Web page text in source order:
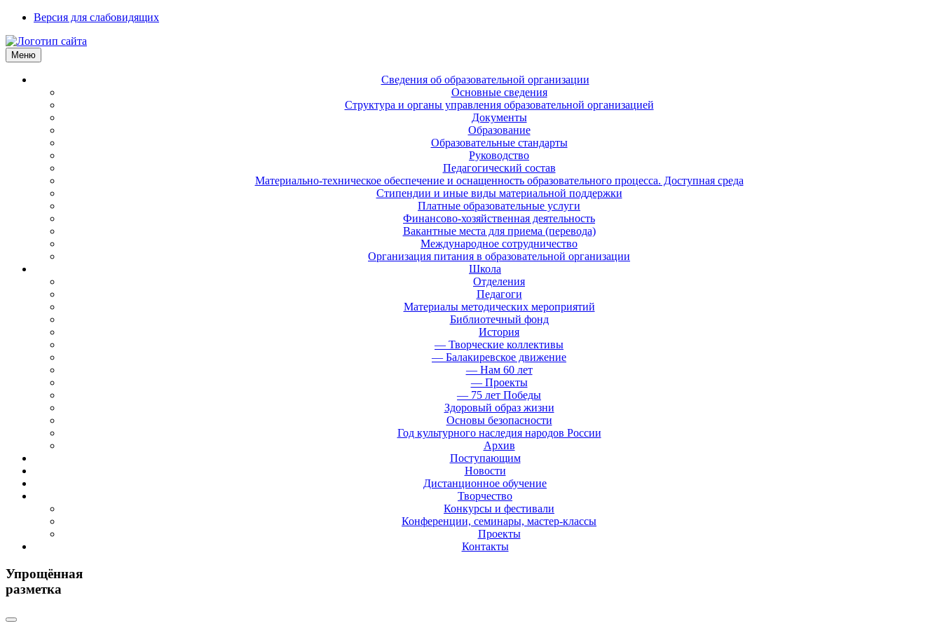
Версия для слабовидящих
Меню
Сведения об образовательной организации
Основные сведения
Структура и органы управления образовательной организацией
Документы
Образование
Образовательные стандарты
Руководство
Педагогический состав
Материально-техническое обеспечение и оснащенность образовательного процесса. Доступная среда
Стипендии и иные виды материальной поддержки
Платные образовательные услуги
Финансово-хозяйственная деятельность
Вакантные места для приема (перевода)
Международное сотрудничество
Организация питания в образовательной организации
Школа
Отделения
Педагоги
Материалы методических мероприятий
Библиотечный фонд
История
— Творческие коллективы
— Балакиревское движение
— Нам 60 лет
— Проекты
— 75 лет Победы
Здоровый образ жизни
Основы безопасности
Год культурного наследия народов России
Архив
Поступающим
Новости
Дистанционное обучение
Творчество
Конкурсы и фестивали
Конференции, семинары, мастер-классы
Проекты
Контакты
Упрощённая
разметка